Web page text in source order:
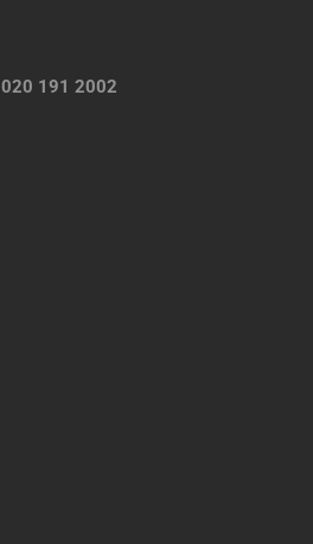
020 191 2002